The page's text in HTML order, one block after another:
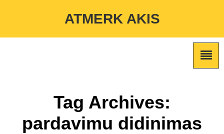
/home/atmerkakis/public_html/wp-content/themes/marketing-
ATMERK AKIS
Tag Archives:
pardavimu didinimas